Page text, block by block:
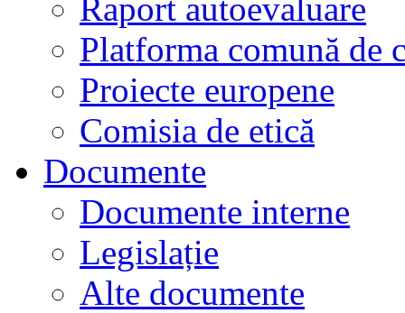
Raport autoevaluare
Platforma comună de
Proiecte europene
Comisia de etică
Documente
Documente interne
Legislație
Alte documente